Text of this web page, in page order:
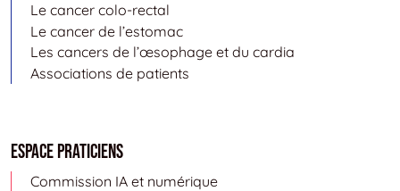
Le cancer colo-rectal
Le cancer de l’estomac
Les cancers de l’œsophage et du cardia
Associations de patients
Espace Praticiens
Commission IA et numérique